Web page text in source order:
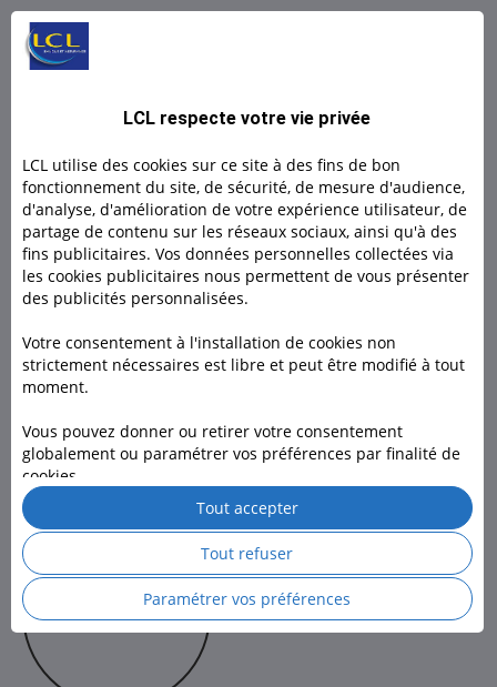
L BY LCL PRO : Un compte 100% digital
micro- entrepreneurs.
Découvrir
Découvrir
Rendez-vous dans l’une de nos 1600 agences, à domicile ou
en visio pour nous rencontrer
Découvrir
Découvrir
LCL respecte votre vie privée
LCL utilise des cookies sur ce site à des fins de bon
fonctionnement du site, de sécurité, de mesure d'audience,
d'analyse, d'amélioration de votre expérience utilisateur, de
partage de contenu sur les réseaux sociaux, ainsi qu'à des
fins publicitaires. Vos données personnelles collectées via
les cookies publicitaires nous permettent de vous présenter
des publicités personnalisées.
Votre consentement à l'installation de cookies non
strictement nécessaires est libre et peut être modifié à tout
moment.
Vous pouvez donner ou retirer votre consentement
globalement ou paramétrer vos préférences par finalité de
cookies.
Pour en savoir plus, consultez laPolitique des cookies
la
Politique de protection des données personnelles de LCL.
Paramétrer vos préférences
Tout refuser
Tout accepter